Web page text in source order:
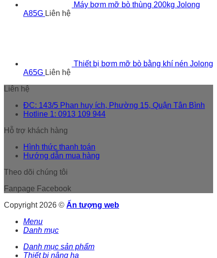
Máy bơm mỡ bò thùng 200kg Jolong
A85G Liên hệ
Thiết bị bơm mỡ bò bằng khí nén Jolong
A65G Liên hệ
Liên hệ
ĐC: 143/5 Phan huy ích, Phường 15, Quận Tân Bình
Hotline 1: 0913 109 944
Hỗ trợ khách hàng
Hình thức thanh toán
Hướng dẫn mua hàng
Theo dõi chúng tôi
Fanpage Facebook
Copyright 2026 © Ấn tượng web
Menu
Danh mục
Danh mục sản phẩm
Thiết bị nâng hạ